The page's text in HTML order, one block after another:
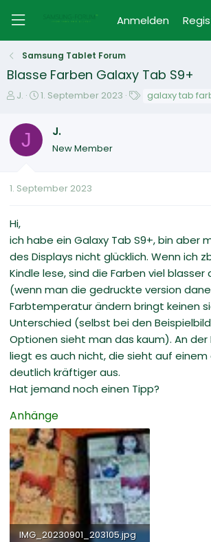
Anmelden
Samsung Tablet Forum
Blasse Farben Galaxy Tab S9+
E
s
e
J.
E
t
e
t
1. September 2023 galaxy tab
J J.
New Member
1. September 2023
Hi,
ich habe ein Galaxy Tab S9+, bin aber
des Displays nicht glücklich. Wenn ich
Kindle lese, sind die Farben viel blasser
(wenn man die gedruckte version
Farbtemperatur ändern bringt keinen
Unterschied (selbst bei den
Optionen sieht man das kaum). An der
liegt es auch nicht, die sieht auf einem
deutlich kräftiger aus.
Hat jemand noch einen Tipp?
Anhänge
IMG_20230901_203105.jpg